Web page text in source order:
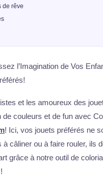
de rêve
l’Imagination de Vos
et les amoureux des
couleurs et de fun avec
! Ici, vos jouets préférés ne
câliner ou à faire rouler, ils
grâce à notre outil de